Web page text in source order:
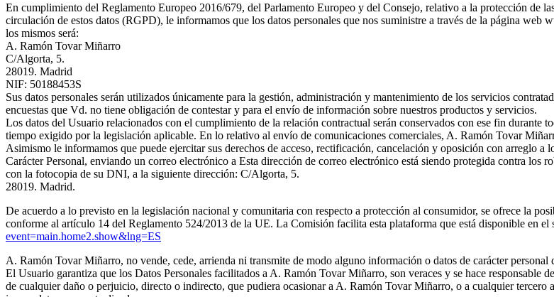
En cumplimiento del Reglamento Europeo 2016/679, del Parlamento Europeo y del Consejo, relativo a la protección de
circulación de estos datos (RGPD), le informamos que los datos personales que nos suministre a través de la página
los mismos será:
A. Ramón Tovar Miñarro
C/Algorta, 5.
28019. Madrid
NIF: 50188453S
Sus datos personales serán utilizados únicamente para la gestión, administración y mantenimiento de los servicios
encuestas que Vd. no tiene obligación de contestar y para el envío de información sobre nuestros productos y servicios.
Los datos del Usuario relacionados con el cumplimiento de la relación contractual serán conservados con ese fin durante
tiempo exigido por la legislación aplicable. En lo relativo al envío de comunicaciones comerciales, A. Ramón Tovar
Asimismo le informamos que puede ejercitar sus derechos de acceso, rectificación, cancelación y oposición con arreglo
Carácter Personal, enviando un correo electrónico a Esta dirección de correo electrónico está siendo protegida contra los
con la fotocopia de su DNI, a la siguiente dirección: C/Algorta, 5.
28019. Madrid.
De acuerdo a lo previsto en la legislación nacional y comunitaria con respecto a protección al consumidor, se ofrece la
conforme al artículo 14 del Reglamento 524/2013 de la UE. La Comisión facilita esta plataforma que está disponible en el
event=main.home2.show&lng=ES
A. Ramón Tovar Miñarro, no vende, cede, arrienda ni transmite de modo alguno información o datos de carácter personal
El Usuario garantiza que los Datos Personales facilitados a A. Ramón Tovar Miñarro, son veraces y se hace
de cualquier daño o perjuicio, directo o indirecto, que pudiera ocasionar a A. Ramón Tovar Miñarro, o a cualquier tercero